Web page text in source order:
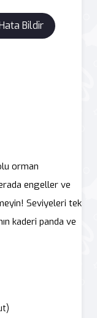
Bildir
orman
engeller ve
Seviyeleri tek
kaderi panda ve